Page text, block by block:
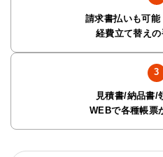
請求書払いも可能
経費立て替えの
見積書/納品書/
WEBで各種帳票